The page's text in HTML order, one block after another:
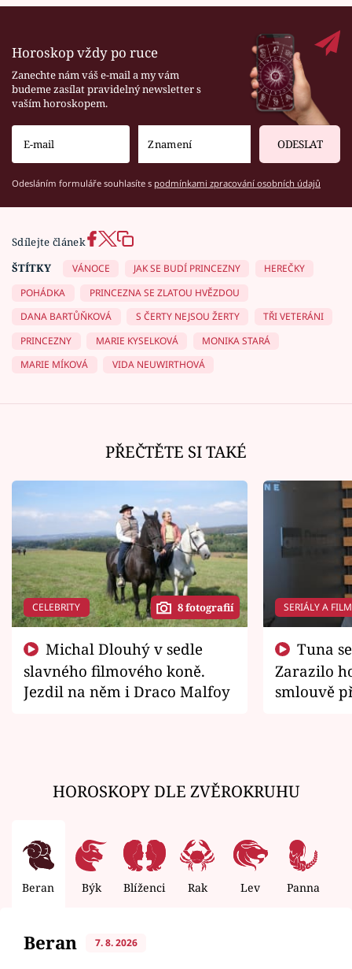
Horoskop vždy po ruce
Zanechte nám váš e-mail a my vám
budeme zasílat pravidelný newsletter s
vaším horoskopem.
ODESLAT
Odesláním formuláře souhlasíte s podmínkami zpracování osobních údajů
Sdílejte článek
ŠTÍTKY
VÁNOCE JAK SE BUDÍ PRINCEZNY
HEREČKY
POHÁDKA
PRINCEZNA SE ZLATOU HVĚZDOU
DANA BARTŮŇKOVÁ
S ČERTY NEJSOU ŽERTY
TŘI VETERÁNI
PRINCEZNY
MARIE KYSELKOVÁ
MONIKA STARÁ
MARIE MÍKOVÁ
VIDA NEUWIRTHOVÁ
PŘEČTĚTE SI TAKÉ
CELEBRITY 8 fotografií
slavného filmového koně.
Jezdil na něm i Draco Malfoy
SERIÁLY A
Zarazilo
smlouvě
HOROSKOPY DLE ZVĚROKRUHU
Beran Býk Blíženci Rak Lev Panna
Beran 7. 8. 2026